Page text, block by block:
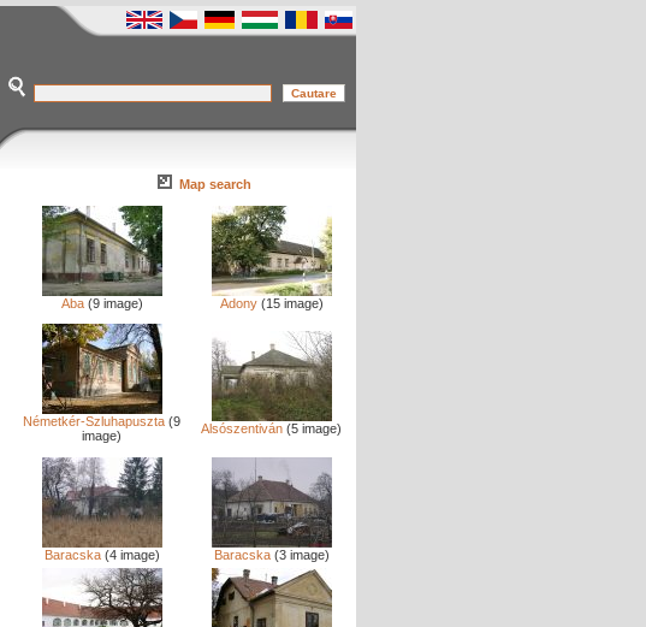
Map search
Aba(9 image) Adony(15 image)
Németkér-Szluhapuszta (9
image)
Alsószentiván (5 image)
Baracska(4 image) Baracska(3 image)